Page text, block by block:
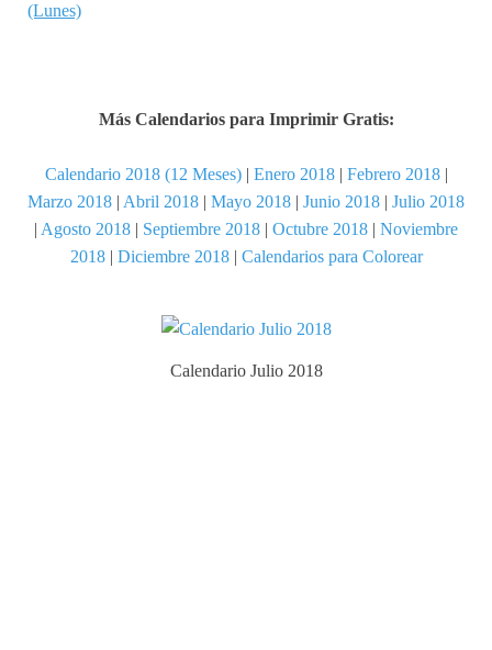
(Lunes)
Más Calendarios para Imprimir Gratis:
Calendario 2018 (12 Meses)| Enero 2018| Febrero 2018|
Marzo 2018 | Abril 2018 | Mayo 2018 | Junio 2018 | Julio 2018
| Agosto 2018 | Septiembre 2018 | Octubre 2018 | Noviembre
2018| Diciembre 2018| Calendarios para Colorear
Calendario Julio 2018